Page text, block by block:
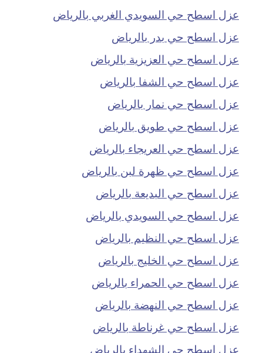
عزل اسطح حي السويدي الغربي بالرياض
عزل اسطح حي بدر بالرياض
عزل اسطح حي العزيزية بالرياض
عزل اسطح حي الشفا بالرياض
عزل اسطح حي نمار بالرياض
عزل اسطح حي طويق بالرياض
عزل اسطح حي العريجاء بالرياض
عزل اسطح حي ظهرة لبن بالرياض
عزل اسطح حي البديعة بالرياض
عزل اسطح حي السويدي بالرياض
عزل اسطح حي النظيم بالرياض
عزل اسطح حي الخليج بالرياض
عزل اسطح حي الحمراء بالرياض
عزل اسطح حي النهضة بالرياض
عزل اسطح حي غرناطة بالرياض
عزل اسطح حي الشهداء بالرياض